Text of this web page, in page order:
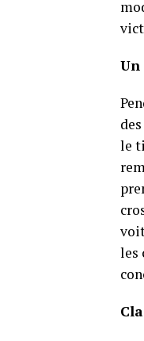
Un
le
les